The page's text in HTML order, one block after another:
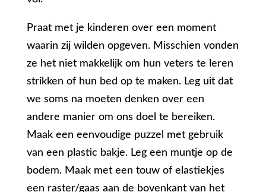
Praat met je kinderen over een moment
waarin zij wilden opgeven. Misschien vonden
ze het niet makkelijk om hun veters te leren
strikken of hun bed op te maken. Leg uit dat
we soms na moeten denken over een
andere manier om ons doel te bereiken.
Maak een eenvoudige puzzel met gebruik
van een plastic bakje. Leg een muntje op de
bodem. Maak met een touw of elastiekjes
een raster/gaas aan de bovenkant van het